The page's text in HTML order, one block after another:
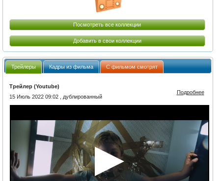
Посмотреть все коллекции
Добавить в свои коллекции
Трейлеры Кадры из фильма С фильмом смотрят
Трейлер (Youtube)
Подробнее
15 Июль 2022 09:02 , дублированный